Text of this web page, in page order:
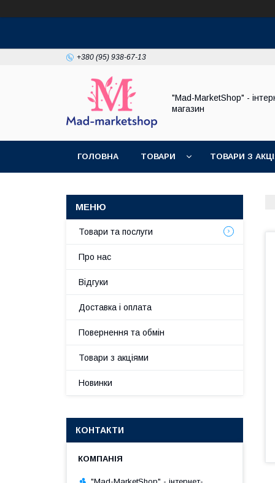
+380 (95) 938-67-13
"Mad-MarketShop" -
магазин
ГОЛОВНА ТОВАРИ ТОВАРИ З
Товари та послуги
Про нас
Відгуки
Доставка і оплата
Повернення та обмін
Товари з акціями
Новинки
КОНТАКТИ